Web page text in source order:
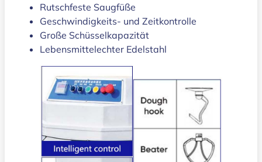
Rutschfeste Saugfüße
Geschwindigkeits- und Zeitkontrolle
Große Schüsselkapazität
Lebensmittelechter Edelstahl